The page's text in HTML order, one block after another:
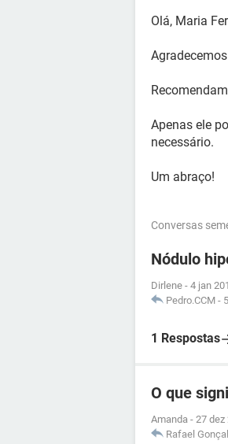
Olá, Maria
Apenas ele
necessário.
Um abraço!
Conversas
Nódulo
Dirlene - 4 jan
Pedro.CCM -
1 Respostas
O que
Amanda - 27 dez
Rafael